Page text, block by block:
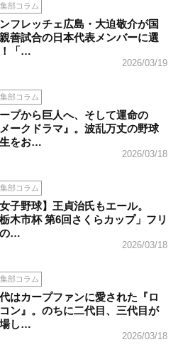
部コラム
フレッチェ広島・大迫敬介が国
善試合の日本代表メンバーに選
「…
2026/03/19
部コラム
プから巨人へ、そして運命の
メークドラマ』。波乱万丈の野球
をお…
2026/03/18
部コラム
女子野球】王貞治氏もエール。
栃木市杯 第6回さくらカップ」フリ
…
2026/03/18
部コラム
はカープファンに愛された『ロ
ン』。のちに二代目、三代目が
し…
2026/03/18